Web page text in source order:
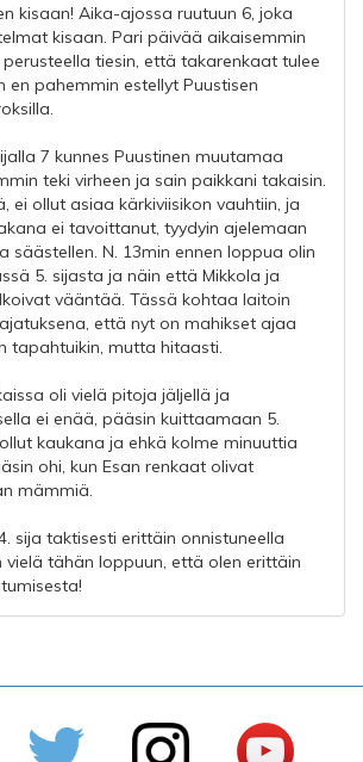
kisaan! Aika-ajossa ruutuun 6, joka
kisaan. Pari päivää aikaisemmin
tiesin, että takarenkaat tulee
en pahemmin estellyt Puustisen
7 kunnes Puustinen muutamaa
teki virheen ja sain paikkani takaisin.
ei ollut asiaa kärkiviisikon vauhtiin, ja
ei tavoittanut, tyydyin ajelemaan
säästellen. N. 13min ennen loppua olin
5. sijasta ja näin että Mikkola ja
vääntää. Tässä kohtaa laitoin
että nyt on mahikset ajaa
tapahtuikin, mutta hitaasti.
oli vielä pitoja jäljellä ja
ei enää, pääsin kuittaamaan 5.
kaukana ja ehkä kolme minuuttia
ohi, kun Esan renkaat olivat
mämmiä.
sija taktisesti erittäin onnistuneella
vielä tähän loppuun, että olen erittäin